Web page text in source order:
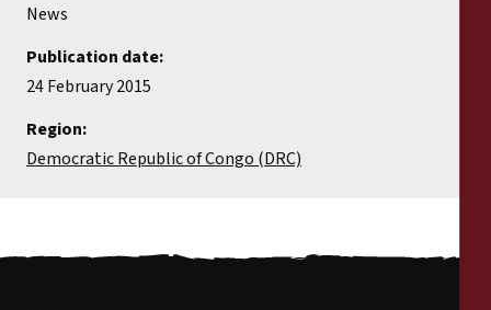
News
Publication date:
24 February 2015
Region:
Democratic Republic of Congo (DRC)